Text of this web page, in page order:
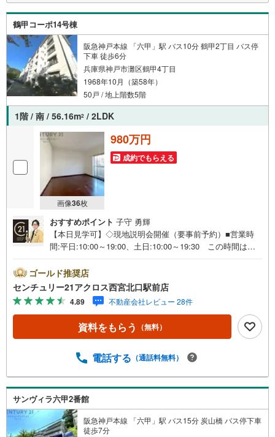
特徴
・対面式キッチンでリビングの様子を見ながらお料理できます
・リフォームにより収納を追加 お部屋をすっきりと保てます
・南東向きバルコニーに面したリビングと洋室は日の差し込む明るい空間
です
リフォーム内容
・水回り一式新調（キッチン・洗面・お風呂・トイレ）
・フローリング全室貼替
・間取り変更
・洋室に収納を追加
立地
・神戸市立美野丘小学校まで徒歩約17分
・神戸市立長峰中学校まで徒歩約15分
弊社が選ばれる理由
1.お金の扱い方のプロ、ファイナンシャルプランナーが資金計画をサポー
2.買い替えなどにも対応できる売却専門チームあり！
3.たくさんの銀行と繋がりがあるため、最も低金利になるように審査が可
4.物件のお引渡し後に必要になったお家のリフォームも弊社のリフォームプ
ランナーがご提案！
鶴甲コーポ14号棟
阪急神戸本線 「六甲」駅 バス10分 鶴甲2丁目 バス停
下車 徒歩6分
兵庫県神戸市灘区鶴甲4丁目
1968年10月（築58年）
50戸 / 地上階数5階
1階 / 南 / 56.16m2 / 2LDK
画像36枚
980万円
成約でもらえる
おすすめポイント 子守 勇輝
【本日見学可】◇現地説明会開催（要事前予約）■営業時
間:平日:10:00～19:00、土日:10:00～19:30 この時間はお
な高台のひな壇に位置する団地型集合住宅です。南向きの
バルコニーにつき陽当たり良好。リフォーム済み♪○センチ
ュリー21アクロスグループの3つの特徴○■センチュリー21
グループで28年連続No.1（1997年～2024年兵庫地区仲介実
績） 西宮・尼崎・伊丹・宝塚にて8店舗展開中。阪神間で
の購入や売却は当店にお任せ下さい■お客様駐車場、キッズ
が、お車でのお越しも大歓迎です。 お子様連れでもご安
当店では2000万円台の新築戸建や、1000万円台の中古マン
ションを始め多数物件を取り扱っています。Yahoo！不動
産に掲載しきれない物件もご紹介できます。お気軽にお問
合せください。弊社ホームページへは「C21アクロス」で
検索！
ゴールド推奨店
センチュリー21アクロス西宮北口駅前店
4.89 不動産会社レビュー 28件
資料をもらう （無料）
電話する （通話料無料）
サンヴィラ六甲2番館
阪急神戸本線 「六甲」駅 バス15分 炭山橋 バス停下車
徒歩7分